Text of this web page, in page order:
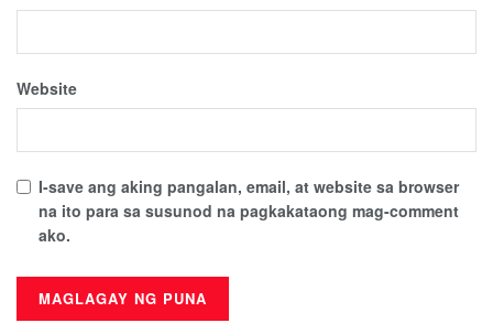
Website
I-save ang aking pangalan, email, at website sa browser
na ito para sa susunod na pagkakataong mag-comment
ako.